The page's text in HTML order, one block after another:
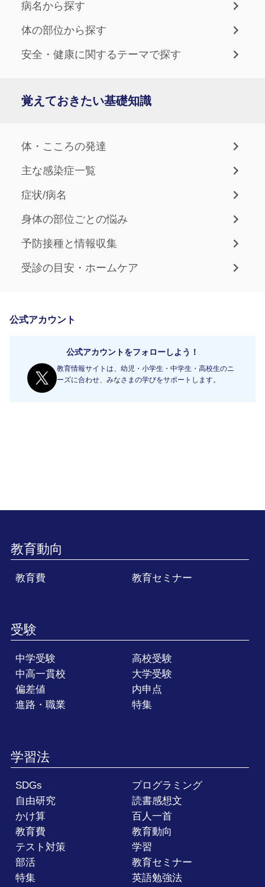
病名から探す
体の部位から探す
安全・健康に関するテーマで探す
覚えておきたい基礎知識
体・こころの発達
主な感染症一覧
症状/病名
身体の部位ごとの悩み
予防接種と情報収集
受診の目安・ホームケア
公式アカウント
公式アカウントをフォローしよう！
教育情報サイトは、幼児・小学生・中学生・高校生のニ
ーズに合わせ、みなさまの学びをサポートします。
教育動向
教育費 教育セミナー
受験
中学受験
高校受験
中高一貫校
大学受験
偏差値
内申点
進路・職業
特集
学習法
SDGs
プログラミング
自由研究
読書感想文
かけ算
百人一首
教育費
教育動向
テスト対策
学習
部活
教育セミナー
特集
英語勉強法